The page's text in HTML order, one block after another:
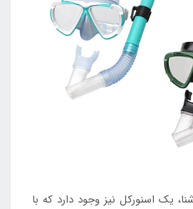
یک اسنورکل نیز وجود دارد که با